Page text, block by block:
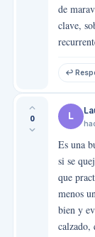
de
clave,
↩
0 L
Es una
si se
que
menos
bien y
calzado,